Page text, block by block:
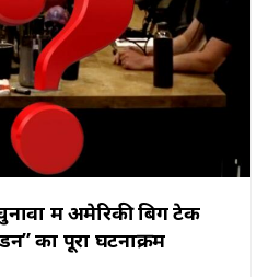
में अमेरिकी बिग टेक
का पूरा घटनाक्रम